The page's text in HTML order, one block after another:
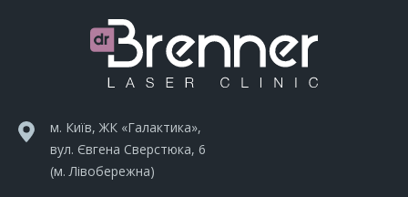
м. Київ, ЖК «Галактика»,
вул. Євгена Сверстюка, 6
(м. Лівобережна)